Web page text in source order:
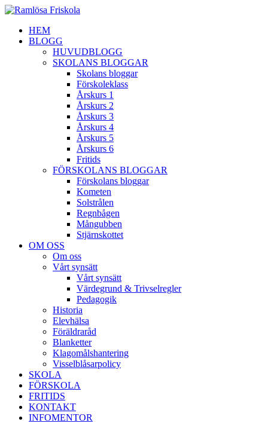
HEM
BLOGG
HUVUDBLOGG
SKOLANS BLOGGAR
Skolans bloggar
Förskoleklass
Årskurs 1
Årskurs 2
Årskurs 3
Årskurs 4
Årskurs 5
Årskurs 6
Fritids
FÖRSKOLANS BLOGGAR
Förskolans bloggar
Kometen
Solstrålen
Regnbågen
Mångubben
Stjärnskottet
OM OSS
Om oss
Vårt synsätt
Vårt synsätt
Värdegrund & Trivselregler
Pedagogik
Historia
Elevhälsa
Föräldraråd
Blanketter
Klagomålshantering
Visselblåsarpolicy
SKOLA
FÖRSKOLA
FRITIDS
KONTAKT
INFOMENTOR